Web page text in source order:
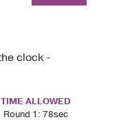
clock -
TIME ALLOWED
Round 1: 78sec